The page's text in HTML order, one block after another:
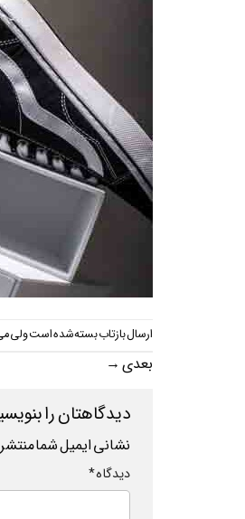
ارسال بازتاب بسته شده است ولی
بعدی →
دیدگاهتان را
نشانی ایمیل شما
دیدگاه*